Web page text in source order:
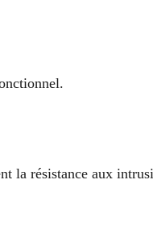
la résistance aux